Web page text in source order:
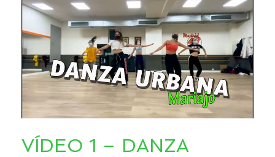
VÍDEO 1 – DANZA